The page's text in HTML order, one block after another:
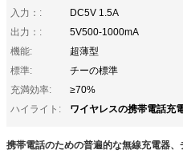
入力：:
DC5V 1.5A
出力：:
5V500-1000mA
機能:
超薄型
標準:
チーの標準
充満効率:
≥70%
ハイライト:
ワイヤレスの携帯電話充
携帯電話のための普遍的な無線充電器